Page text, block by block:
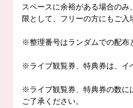
スペースに余裕がある場合の
限として、フリーの方にもご入
※整理番号はランダムでの配布
※ ライブ観覧券、特典券は、イ
※ ライブ観覧券、特典券の数
ご了承ください。